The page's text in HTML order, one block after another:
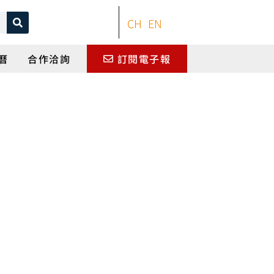
CH EN
合作洽詢 訂閱電子報